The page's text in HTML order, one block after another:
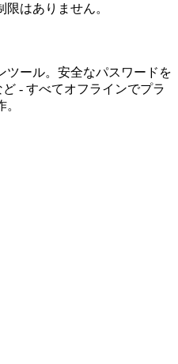
はありません。
ツール。安全なパスワードを
- すべてオフラインでプラ